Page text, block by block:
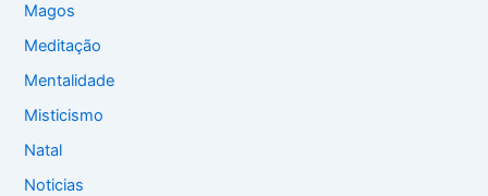
Magos
Meditação
Mentalidade
Misticismo
Natal
Noticias